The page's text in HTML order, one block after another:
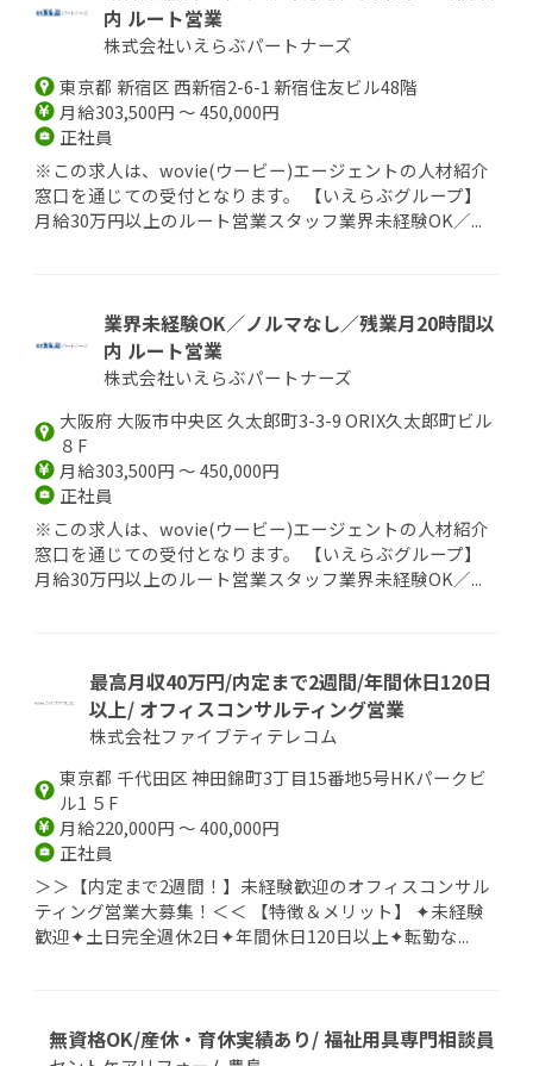
内 ルート営業
株式会社いえらぶパートナーズ
東京都 新宿区 西新宿2-6-1 新宿住友ビル48階
月給303,500円 ～ 450,000円
正社員
※この求人は、wovie(ウービー)エージェントの人材紹介
窓口を通じての受付となります。 【いえらぶグループ】
月給30万円以上のルート営業スタッフ業界未経験OK／...
業界未経験OK／ノルマなし／残業月20時間以
内 ルート営業
株式会社いえらぶパートナーズ
大阪府 大阪市中央区 久太郎町3-3-9 ORIX久太郎町ビル
８F
月給303,500円 ～ 450,000円
正社員
※この求人は、wovie(ウービー)エージェントの人材紹介
窓口を通じての受付となります。 【いえらぶグループ】
月給30万円以上のルート営業スタッフ業界未経験OK／...
最高月収40万円/内定まで2週間/年間休日120日
以上/ オフィスコンサルティング営業
株式会社ファイブティテレコム
東京都 千代田区 神田錦町3丁目15番地5号HKパークビ
ル1 ５F
月給220,000円 ～ 400,000円
正社員
＞＞【内定まで2週間！】未経験歓迎のオフィスコンサル
ティング営業大募集！＜＜ 【特徴＆メリット】 ✦未経験
歓迎✦土日完全週休2日✦年間休日120日以上✦転勤な...
無資格OK/産休・育休実績あり/ 福祉用具専門相談員